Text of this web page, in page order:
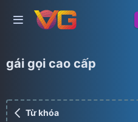
gái gọi cao cấp
Từ khóa